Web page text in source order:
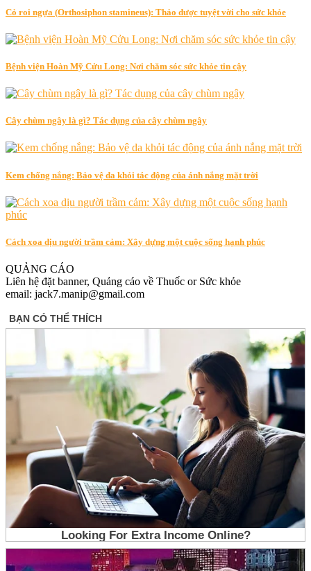
Cỏ roi ngựa (Orthosiphon stamineus): Thảo dược tuyệt vời cho sức khỏe
Bệnh viện Hoàn Mỹ Cửu Long: Nơi chăm sóc sức khỏe tin cậy
Cây chùm ngây là gì? Tác dụng của cây chùm ngây
Kem chống nắng: Bảo vệ da khỏi tác động của ánh nắng mặt trời
Cách xoa dịu người trầm cảm: Xây dựng một cuộc sống hạnh phúc
QUẢNG CÁO
Liên hệ đặt banner, Quảng cáo về Thuốc or Sức khỏe
email: jack7.manip@gmail.com